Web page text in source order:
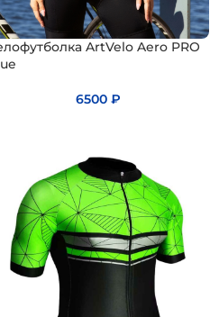
ArtVelo Aero PRO
6500 ₽